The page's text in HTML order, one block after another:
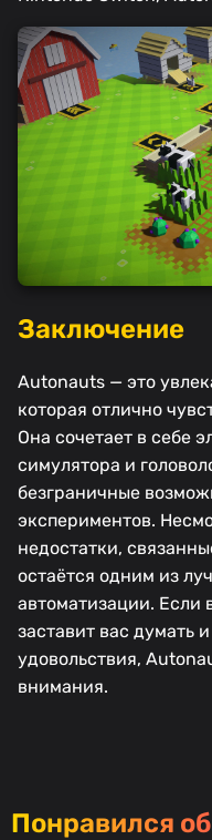
Заключение
Autonauts — это
которая отлично
Она сочетает в себе
симулятора и
безграничные
экспериментов.
недостатки,
остаётся одним из
автоматизации. Если
заставит вас думать
удовольствия,
внимания.
Понравился